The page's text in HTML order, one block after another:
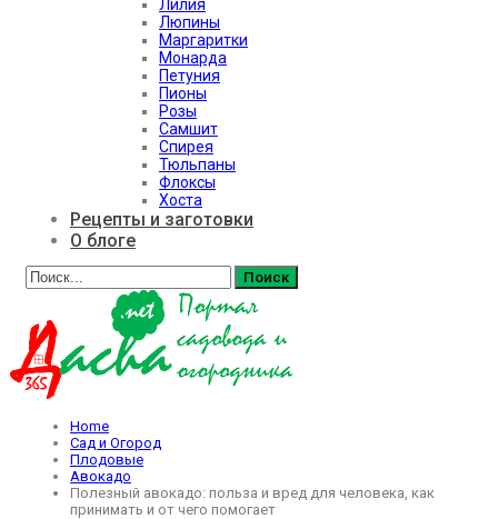
Лилия
Люпины
Маргаритки
Монарда
Петуния
Пионы
Розы
Самшит
Спирея
Тюльпаны
Флоксы
Хоста
Рецепты и заготовки
О блоге
Home
Сад и Огород
Плодовые
Авокадо
Полезный авокадо: польза и вред для человека, как
принимать и от чего помогает